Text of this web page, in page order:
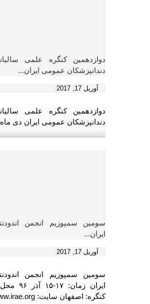
دوازدهمین کنگره علمی
دندانپزشکان عمومی ایران...
آوریل 17, 2017
دوازدهمین کنگره علمی
دندانپزشکان عمومی ایران دی ماه 96
سومین سمپوزیم انجمن
ایران...
آوریل 17, 2017
سومین سمپوزیم انجمن
ایران
کنگره: اصفهان سایت: www.irae.org